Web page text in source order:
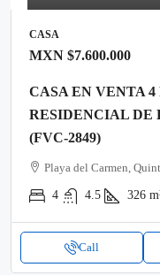
CASA
MXN $7.600.000
CASA EN VENTA
RESIDENCIAL DE
(FVC-2849)
Playa del Carmen,
4 4.5 326
Call